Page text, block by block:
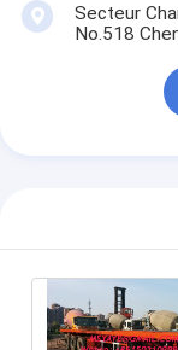
Secteur
No.518